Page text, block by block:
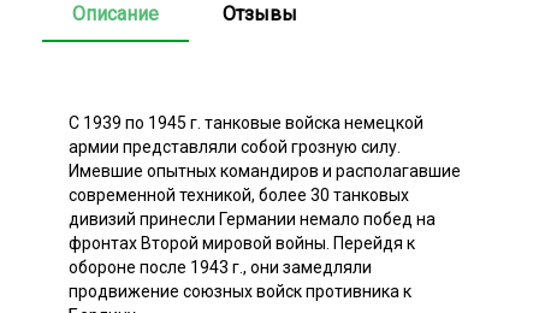
Описание Отзывы
С 1939 по 1945 г. танковые войска немецкой
армии представляли собой грозную силу.
Имевшие опытных командиров и располагавшие
современной техникой, более 30 танковых
дивизий принесли Германии немало побед на
фронтах Второй мировой войны. Перейдя к
обороне после 1943 г., они замедляли
продвижение союзных войск противника к